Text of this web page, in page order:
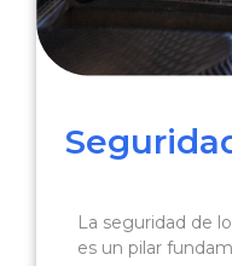
La seguridad de
es un pilar